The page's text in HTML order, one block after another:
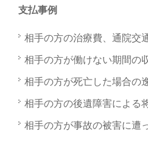
支払事例
相手の方の治療費、通院交
相手の方が働けない期間の
相手の方が死亡した場合の
相手の方の後遺障害による
相手の方が事故の被害に